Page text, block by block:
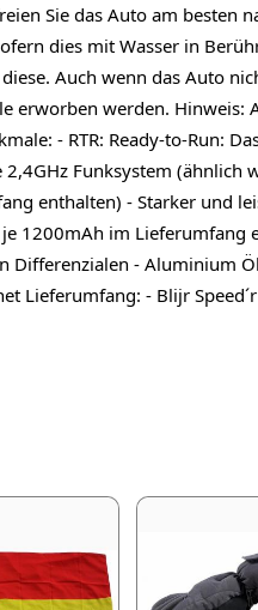
Sie das Auto am besten
dies mit Wasser in
Auch wenn das Auto
erworben werden. Hinweis:
- RTR: Ready-to-Run:
Funksystem (ähnlich
enthalten) - Starker und
1200mAh im Lieferumfang
- Aluminium
- Blijr